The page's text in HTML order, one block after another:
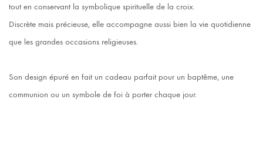
tout en conservant la symbolique spirituelle de la croix.
Discrète mais précieuse, elle accompagne aussi bien la vie quotidienne
que les grandes occasions religieuses.
Son design épuré en fait un cadeau parfait pour un baptême, une
communion ou un symbole de foi à porter chaque jour.